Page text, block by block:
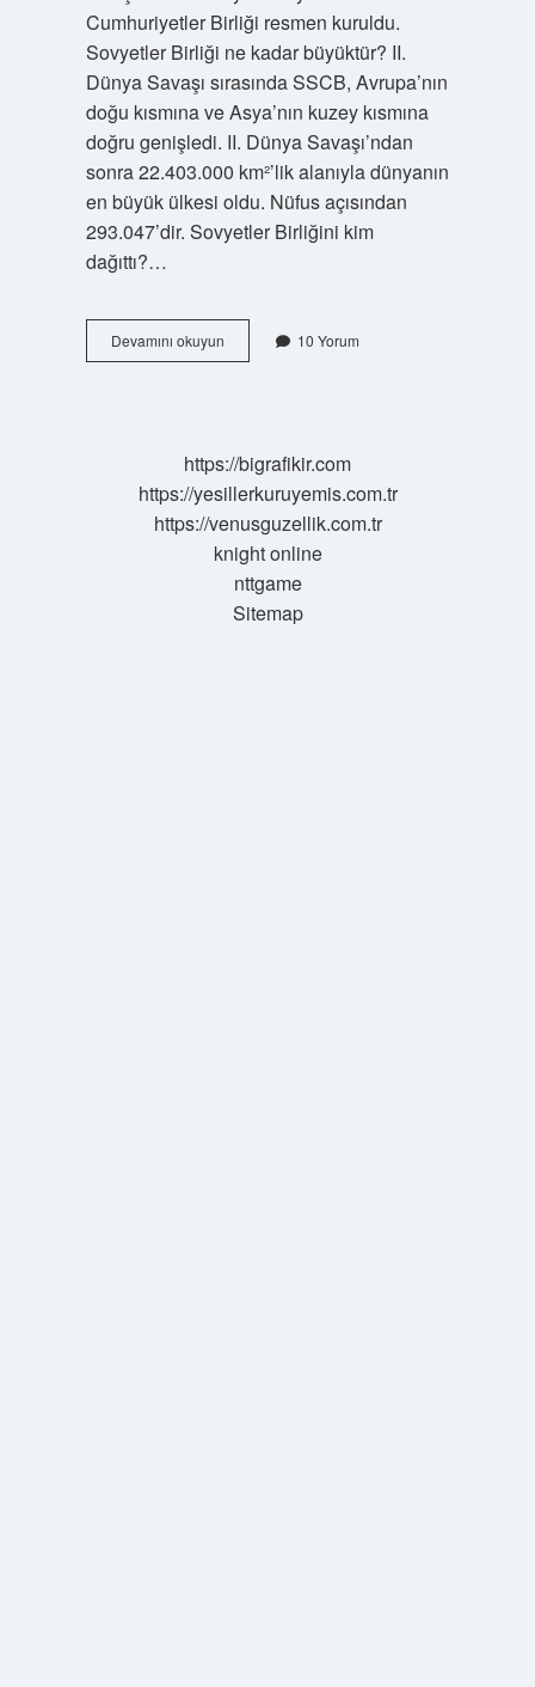
Cumhuriyetler Birliği resmen kuruldu.
Sovyetler Birliği ne kadar büyüktür? II.
Dünya Savaşı sırasında SSCB, Avrupa’nın
doğu kısmına ve Asya’nın kuzey kısmına
doğru genişledi. II. Dünya Savaşı’ndan
sonra 22.403.000 km²’lik alanıyla dünyanın
en büyük ülkesi oldu. Nüfus açısından
293.047’dir. Sovyetler Birliğini kim
dağıttı?…
Devamını okuyunSovyetler
Kaç
10 Yorum
https://bigrafikir.com
https://yesillerkuruyemis.com.tr
https://venusguzellik.com.tr
knight online
nttgame
Sitemap